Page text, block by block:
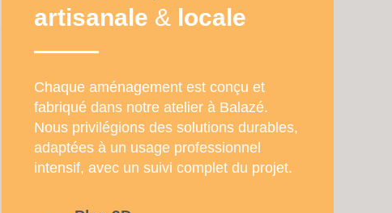
artisanale & locale
Chaque aménagement est conçu et
fabriqué dans notre atelier à Balazé.
Nous privilégions des solutions durables,
adaptées à un usage professionnel
intensif, avec un suivi complet du projet.